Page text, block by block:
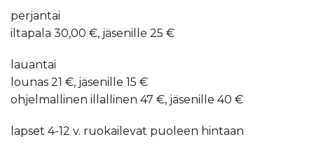
perjantai
iltapala 30,00 €, jäsenille 25 €
lauantai
lounas 21 €, jäsenille 15 €
ohjelmallinen illallinen 47 €, jäsenille 40 €
lapset 4-12 v. ruokailevat puoleen hintaan